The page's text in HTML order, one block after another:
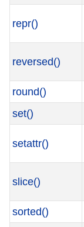
repr()
reversed()
round()
set()
setattr()
slice()
sorted()